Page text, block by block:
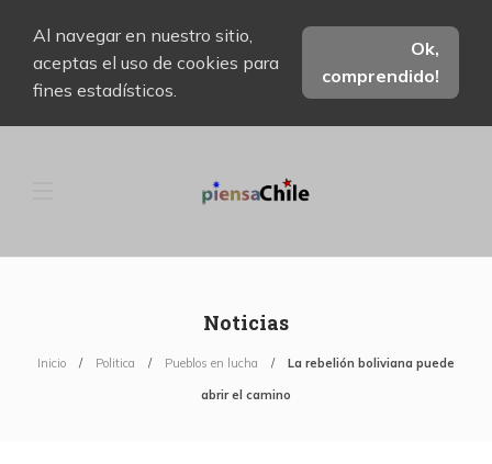
Al navegar en nuestro sitio,
aceptas el uso de cookies para
fines estadísticos.
Ok,
comprendido!
Noticias
Inicio Politica Pueblos en lucha La rebelión boliviana puede
abrir el camino